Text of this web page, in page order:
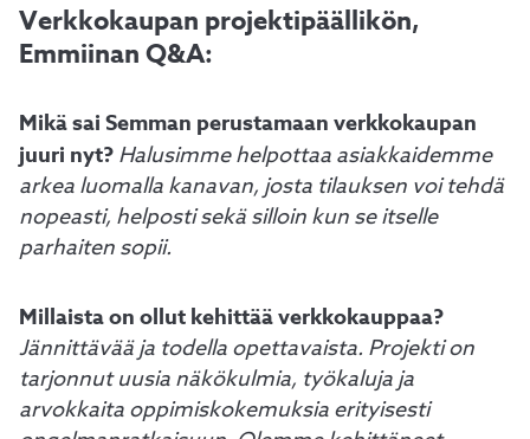
Verkkokaupan projektipäällikön,
Emmiinan Q&A:
Mikä sai Semman perustamaan verkkokaupan
juuri nyt? Halusimme helpottaa asiakkaidemme
arkea luomalla kanavan, josta tilauksen voi tehdä
nopeasti, helposti sekä silloin kun se itselle
parhaiten sopii.
Millaista on ollut kehittää verkkokauppaa?
Jännittävää ja todella opettavaista. Projekti on
tarjonnut uusia näkökulmia, työkaluja ja
arvokkaita oppimiskokemuksia erityisesti